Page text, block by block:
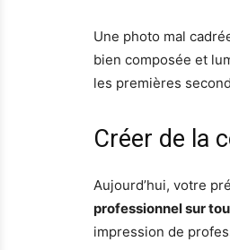
Une photo mal
bien composée et
les premières
Créer de la
Aujourd’hui, votre
professionnel sur
impression de